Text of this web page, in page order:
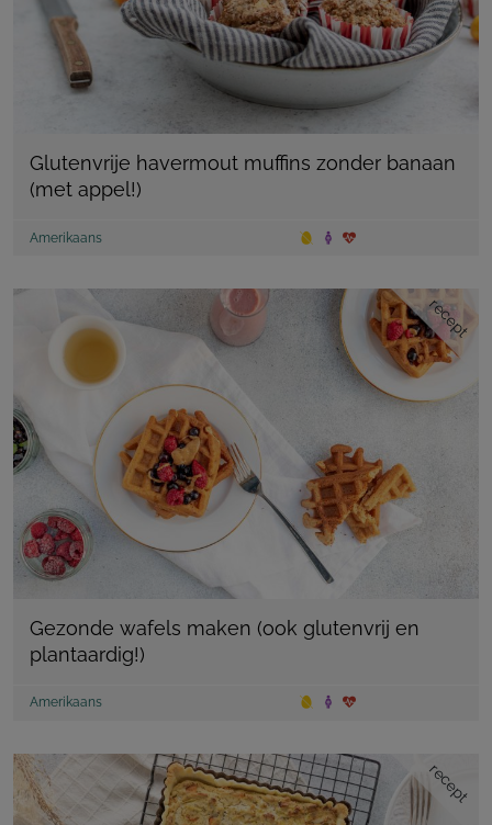
Glutenvrije havermout muffins zonder banaan
(met appel!)
Amerikaans
recept
Gezonde wafels maken (ook glutenvrij en
plantaardig!)
Amerikaans
recept